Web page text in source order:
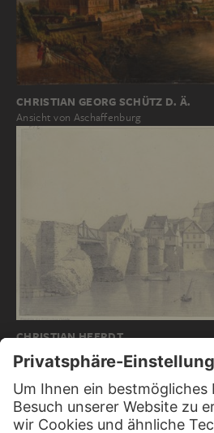
CHRISTIAN GEORG SCHÜTZ D. Ä.
Ansicht von Aschaffenburg
CHRISTIAN HEERDT
Ansicht von Diez an der Lahn